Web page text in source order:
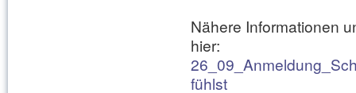
Nähere Informationen
hier:
fühlst